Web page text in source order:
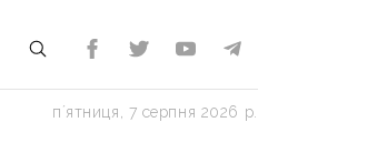
пʼятниця, 7 серпня 2026 р.